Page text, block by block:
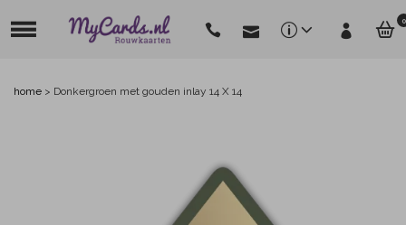
0
home > Donkergroen met gouden inlay 14 X 14